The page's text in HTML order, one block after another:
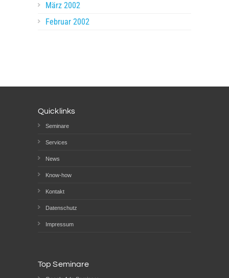
März 2002
Februar 2002
Quicklinks
Seminare
Services
News
Know-how
Kontakt
Datenschutz
Impressum
Top Seminare